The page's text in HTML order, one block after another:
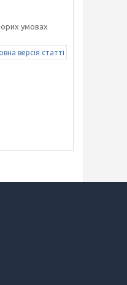
умовах
версія статті